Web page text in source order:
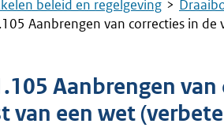
beleid en regelgeving
Aanbrengen van correcties in
Aanbrengen
van een wet